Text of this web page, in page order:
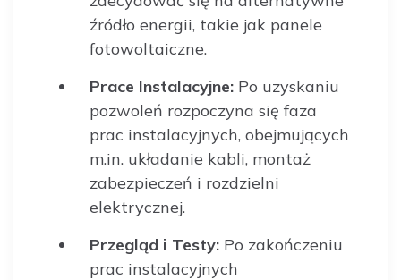
źródło energii, takie jak panele
fotowoltaiczne.
Prace Instalacyjne: Po uzyskaniu
pozwoleń rozpoczyna się faza
prac instalacyjnych, obejmujących
m.in. układanie kabli, montaż
zabezpieczeń i rozdzielni
elektrycznej.
Przegląd i Testy: Po zakończeniu
prac instalacyjnych